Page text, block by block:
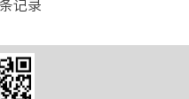
记录